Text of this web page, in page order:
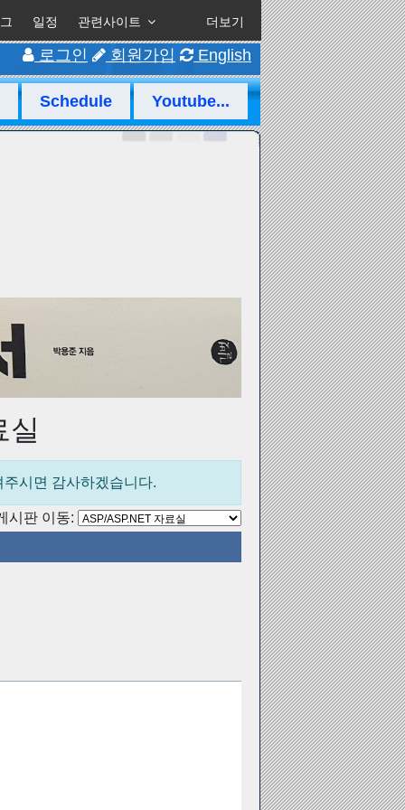
일정 관련사이트 더보기
로그인 회원가입 English
Schedule Youtube...
실
시면 감사하겠습니다.
시판 이동: